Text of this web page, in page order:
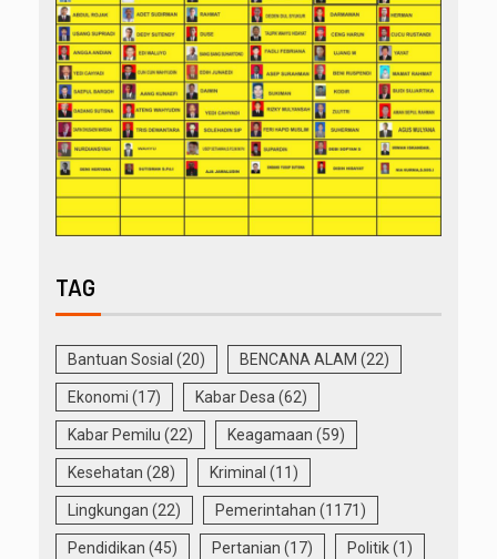
TAG
Bantuan Sosial (20) BENCANA ALAM (22)
Ekonomi (17) Kabar Desa (62)
Kabar Pemilu (22) Keagamaan (59)
Kesehatan (28) Kriminal (11)
Lingkungan (22) Pemerintahan (1171)
Pendidikan (45) Pertanian (17) Politik(1)